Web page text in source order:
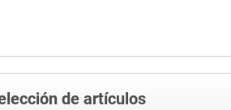
de artículos